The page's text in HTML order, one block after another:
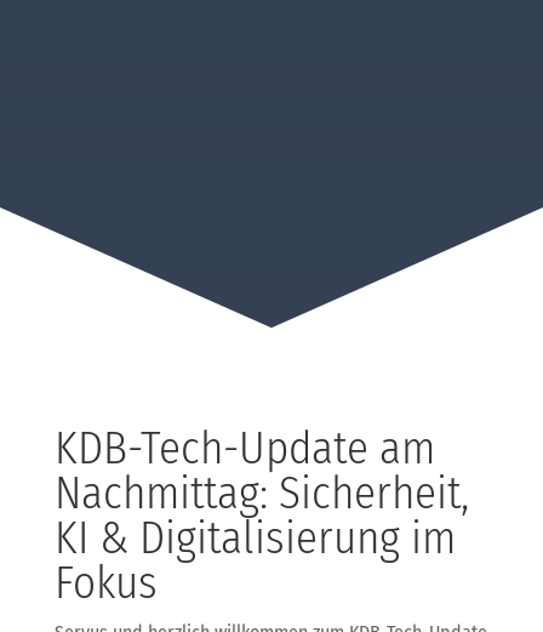
KDB-Tech-Update am
Nachmittag: Sicherheit,
KI & Digitalisierung im
Fokus